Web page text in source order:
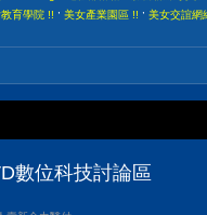
育學院 !! , 美女產業園區 !! , 美女交誼網
數位科技討論區